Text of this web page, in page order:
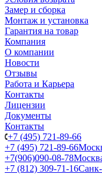
Замер и сборка
Монтаж и установка
Гарантия на товар
Компания
О компании
Новости
Отзывы
Работа и Карьера
Контакты
Лицензии
Документы
Контакты
+7 (495) 721-89-66
+7 (495) 721-89-66
+7(906)090-08-78
+7 (812) 309-71-16